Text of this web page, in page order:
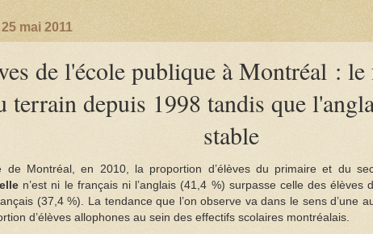
mai 2011
de l'école publique à Montréal : le
terrain depuis 1998 tandis que
stable
de Montréal, en 2010, la proportion d’élèves du primaire et du
n’est ni le français ni l’anglais (41,4 %) surpasse celle des élèves
(37,4 %). La tendance que l’on observe va dans le sens d’une
d’élèves allophones au sein des effectifs scolaires montréalais.